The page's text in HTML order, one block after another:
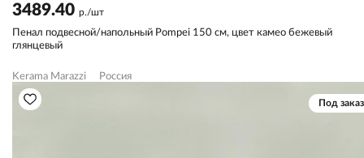
3489.40 р./шт
Пенал подвесной/напольный Pompei 150 см, цвет камео бежевый
глянцевый
Kerama Marazzi Россия
Под заказ